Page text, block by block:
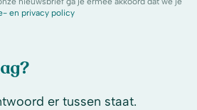
er tussen staat.
en privacy policy